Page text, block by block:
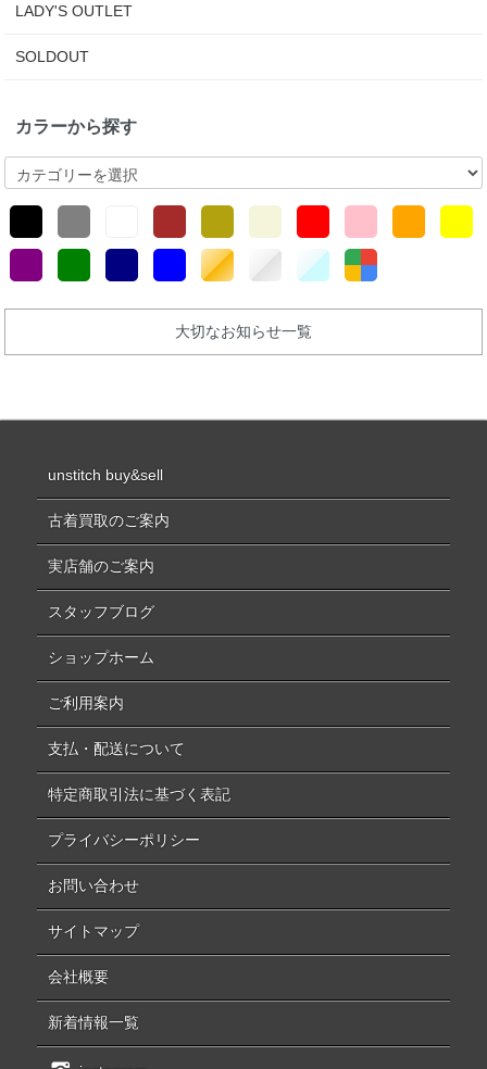
LADY'S OUTLET
SOLDOUT
カラーから探す
大切なお知らせ一覧
unstitch buy&sell
古着買取のご案内
実店舗のご案内
スタッフブログ
ショップホーム
ご利用案内
支払・配送について
特定商取引法に基づく表記
プライバシーポリシー
お問い合わせ
サイトマップ
会社概要
新着情報一覧